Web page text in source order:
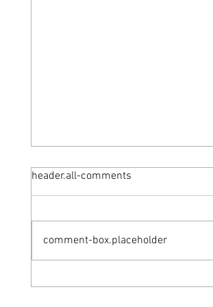
header.all-comments
comment-box.placeholder